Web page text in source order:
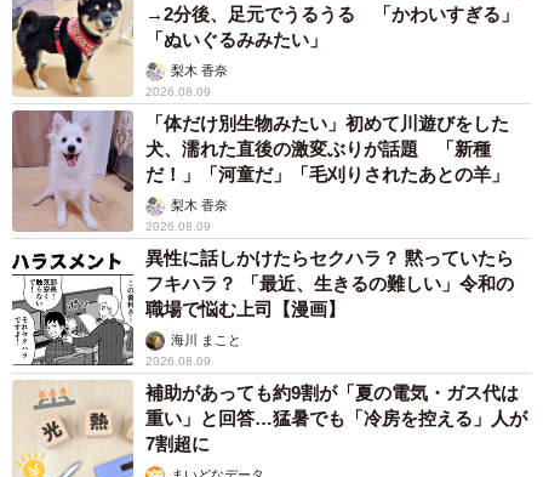
→2分後、足元でうるうる 「かわいすぎる」
「ぬいぐるみみたい」
梨木 香奈
2026.08.09
「体だけ別生物みたい」初めて川遊びをした
犬、濡れた直後の激変ぶりが話題 「新種
だ！」「河童だ」「毛刈りされたあとの羊」
梨木 香奈
2026.08.09
異性に話しかけたらセクハラ？ 黙っていたら
フキハラ？ 「最近、生きるの難しい」令和の
職場で悩む上司【漫画】
海川 まこと
2026.08.09
補助があっても約9割が「夏の電気・ガス代は
重い」と回答…猛暑でも「冷房を控える」人が
7割超に